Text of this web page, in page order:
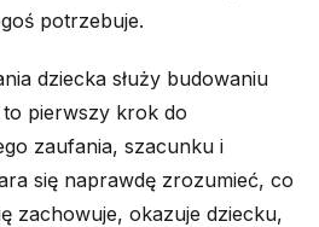
potrzebuje.
dziecka służy budowaniu
to pierwszy krok do
zaufania, szacunku i
się naprawdę zrozumieć, co
zachowuje, okazuje dziecku,